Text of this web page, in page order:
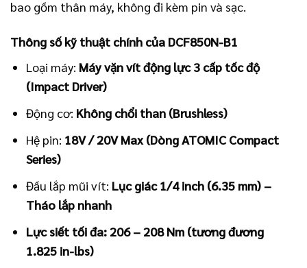
bao gồm thân máy, không đi kèm pin và sạc.
Thông số kỹ thuật chính của DCF850N-B1
Loại máy: Máy vặn vít động lực 3 cấp tốc độ
(Impact Driver)
Động cơ: Không chổi than (Brushless)
Hệ pin: 18V / 20V Max (Dòng ATOMIC Compact
Series)
Đầu lắp mũi vít: Lục giác 1/4 inch (6.35 mm) –
Tháo lắp nhanh
Lực siết tối đa:206 – 208 Nm (tương đương
1.825 in-lbs)